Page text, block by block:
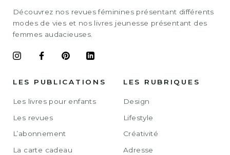
Découvrez nos revues féminines présentant différents
modes de vies et nos livres jeunesse présentant des
femmes audacieuses.
LES PUBLICATIONS
Les livres pour enfants
Les revues
L’abonnement
La carte cadeau
LES RUBRIQUES
Design
Lifestyle
Créativité
Adresse